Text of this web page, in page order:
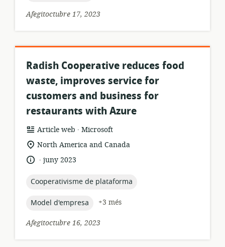
Afegitoctubre 17, 2023
Radish Cooperative reduces food
waste, improves service for
customers and business for
restaurants with Azure
format
dels
recursos:
Article web .
publicador:
Microsoft
ubicació
rellevant:
North America and Canada
idioma:
.
data
publicació:
juny 2023
topic:
Cooperativisme de plataforma
topic:
Model d'empresa
+3 més
Afegitoctubre 16, 2023